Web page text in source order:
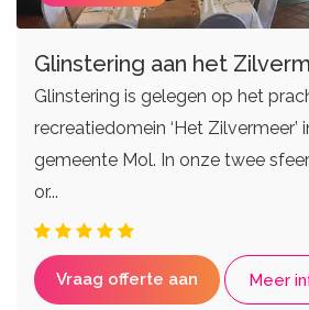
Glinstering aan het
Glinstering is gelegen op het
recreatiedomein ‘Het Zilvermeer’
gemeente Mol. In onze twee
or...
Vraag offerte aan Meer